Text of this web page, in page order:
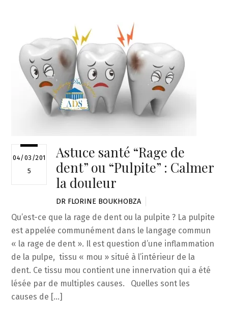
04/03/201
5
Astuce santé “Rage de
dent” ou “Pulpite” : Calmer
la douleur
DR FLORINE BOUKHOBZA
Qu’est-ce que la rage de dent ou la pulpite ? La pulpite
est appelée communément dans le langage commun
« la rage de dent ». Il est question d’une inflammation
de la pulpe, tissu « mou » situé à l’intérieur de la
dent. Ce tissu mou contient une innervation qui a été
lésée par de multiples causes. Quelles sont les
causes de […]